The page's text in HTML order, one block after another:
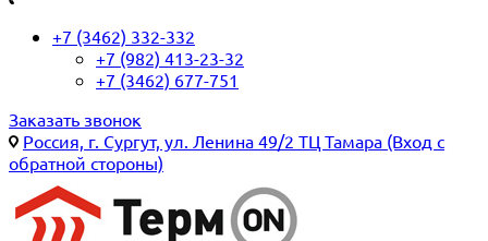
+7 (3462) 332-332
+7 (982) 413-23-32
+7 (3462) 677-751
Заказать звонок
Россия, г. Сургут, ул. Ленина 49/2 ТЦ Тамара (Вход с
обратной стороны)